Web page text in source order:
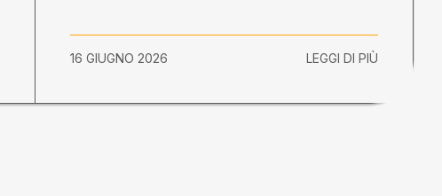
Comunicazione prova scritta
e prova orale
16 GIUGNO 2026 LEGGI DI PIÙ